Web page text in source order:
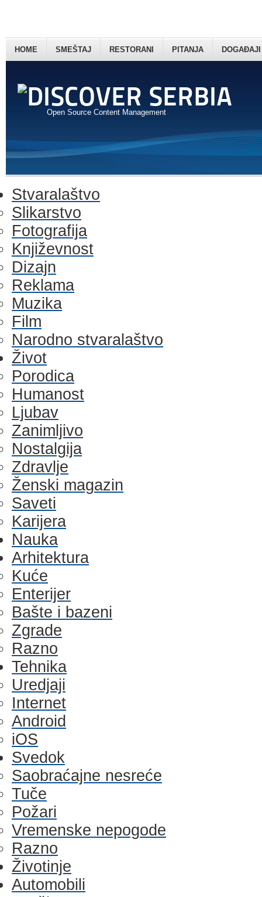
Open Source Content Management
HOME SMEŠTAJ RESTORANI PITANJA DOGAĐAJI
Stvaralaštvo
Slikarstvo
Fotografija
Književnost
Dizajn
Reklama
Muzika
Film
Narodno stvaralaštvo
Život
Porodica
Humanost
Ljubav
Zanimljivo
Nostalgija
Zdravlje
Ženski magazin
Saveti
Karijera
Nauka
Arhitektura
Kuće
Enterijer
Bašte i bazeni
Zgrade
Razno
Tehnika
Uredjaji
Internet
Android
iOS
Svedok
Saobraćajne nesreće
Tuče
Požari
Vremenske nepogode
Razno
Životinje
Automobili